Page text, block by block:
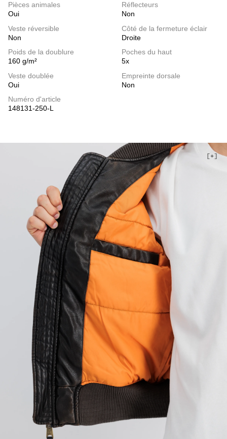
Pièces animales
Oui
Réflecteurs
Non
Veste réversible
Non
Côté de la fermeture éclair
Droite
Poids de la doublure
160 g/m²
Poches du haut
5x
Veste doublée
Oui
Empreinte dorsale
Non
Numéro d'article
148131-250-L